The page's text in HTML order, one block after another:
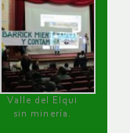
Valle del Elqui
sin minería.